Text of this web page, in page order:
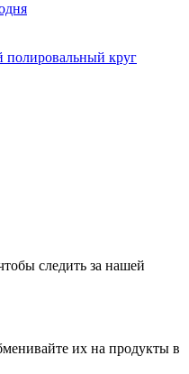
круг
следить за нашей
их на продукты в